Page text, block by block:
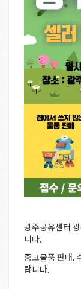
광주공유센터
니다.
중고물품 판매,
랍니다.